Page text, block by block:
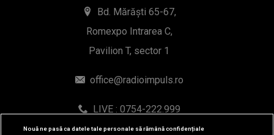
Bd. Mărăști 65-67,
Romexpo Intrarea C,
Pavilion T, sector 1
office@radioimpuls.ro
LIVE : 0754-222.999
WhatsApp: 0754-222.999
Nouă ne pasă ca datele tale personale să rămână confidențiale